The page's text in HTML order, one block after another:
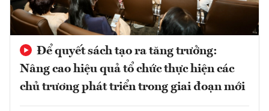
Để quyết sách tạo ra tăng trưởng:
Nâng cao hiệu quả tổ chức thực hiện các
chủ trương phát triển trong giai đoạn mới